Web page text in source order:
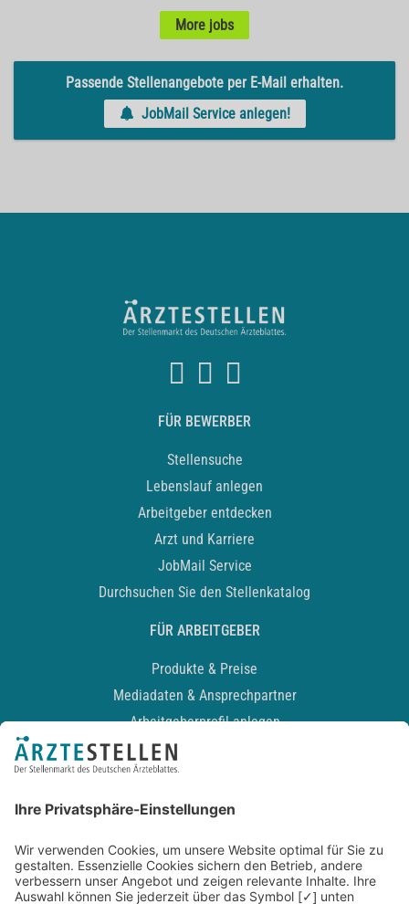
More jobs
Passende Stellenangebote per E-Mail erhalten.
JobMail Service anlegen!
FÜR BEWERBER
Stellensuche
Lebenslauf anlegen
Arbeitgeber entdecken
Arzt und Karriere
JobMail Service
Durchsuchen Sie den Stellenkatalog
FÜR ARBEITGEBER
Produkte & Preise
Mediadaten & Ansprechpartner
Arbeitgeberprofil anlegen
Recruiting-Podcast
Kontakt
Datenschutz